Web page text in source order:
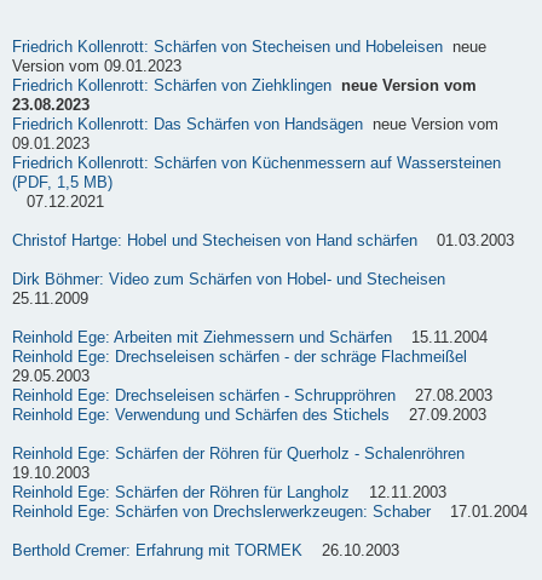
Friedrich Kollenrott: Schärfen von Stecheisen und Hobeleisen neue
Version vom 09.01.2023
Friedrich Kollenrott: Schärfen von Ziehklingen
neue Version vom
23.08.2023
Friedrich Kollenrott: Das Schärfen von Handsägen neue Version vom
09.01.2023
Friedrich Kollenrott: Schärfen von Küchenmessern auf Wassersteinen
(PDF, 1,5 MB)
07.12.2021
Christof Hartge: Hobel und Stecheisen von Hand schärfen 01.03.2003
Dirk Böhmer: Video zum Schärfen von Hobel- und Stecheisen
25.11.2009
Reinhold Ege: Arbeiten mit Ziehmessern und Schärfen 15.11.2004
Reinhold Ege: Drechseleisen schärfen - der schräge Flachmeißel
29.05.2003
Reinhold Ege: Drechseleisen schärfen - Schruppröhren 27.08.2003
Reinhold Ege: Verwendung und Schärfen des Stichels 27.09.2003
Reinhold Ege: Schärfen der Röhren für Querholz - Schalenröhren
19.10.2003
Reinhold Ege: Schärfen der Röhren für Langholz 12.11.2003
Reinhold Ege: Schärfen von Drechslerwerkzeugen: Schaber 17.01.2004
Berthold Cremer: Erfahrung mit TORMEK 26.10.2003